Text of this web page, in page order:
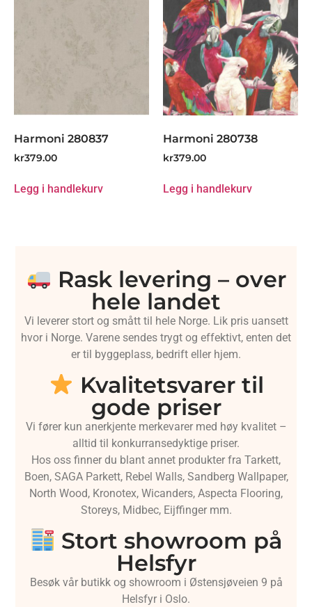
Harmoni 280837
kr379.00
Legg i handlekurv
Harmoni 280738
kr379.00
Legg i handlekurv
Rask levering – over
hele landet
Vi leverer stort og smått til hele Norge. Lik pris uansett
hvor i Norge. Varene sendes trygt og effektivt, enten det
er til byggeplass, bedrift eller hjem.
Kvalitetsvarer til
gode priser
Vi fører kun anerkjente merkevarer med høy kvalitet –
alltid til konkurransedyktige priser.
Hos oss finner du blant annet produkter fra Tarkett,
Boen, SAGA Parkett, Rebel Walls, Sandberg Wallpaper,
North Wood, Kronotex, Wicanders, Aspecta Flooring,
Storeys, Midbec, Eijffinger mm.
Stort showroom på
Helsfyr
Besøk vår butikk og showroom i Østensjøveien 9 på
Helsfyr i Oslo.